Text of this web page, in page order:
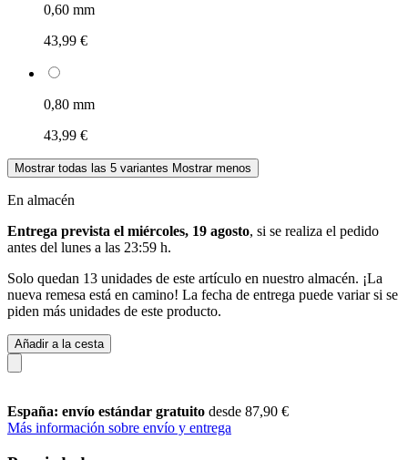
0,60 mm
43,99 €
0,80 mm
43,99 €
Mostrar todas las 5 variantes Mostrar menos
En almacén
Entrega prevista el miércoles, 19 agosto, si se realiza el pedido
antes del lunes a las 23:59 h.
Solo quedan 13 unidades de este artículo en nuestro almacén. ¡La
nueva remesa está en camino! La fecha de entrega puede variar si se
piden más unidades de este producto.
Añadir a la cesta
España: envío estándar gratuito desde 87,90 €
Más información sobre envío y entrega